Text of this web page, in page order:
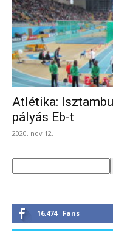
Atlétika:
pályás Eb-t
2020. nov 12.
16,474 Fans